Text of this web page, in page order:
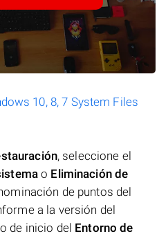
10, 8, 7 System Files
, seleccione el
o Eliminación de
de puntos del
a la versión del
de inicio del Entorno de